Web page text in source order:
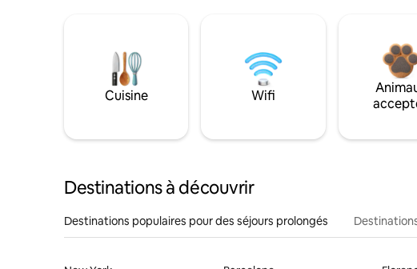
Cuisine Wifi
Destinations à découvrir
Destinations populaires pour des séjours prolongés